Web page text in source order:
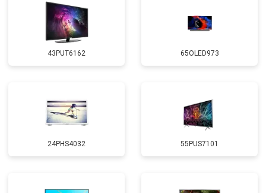
43PUT6162 65OLED973
24PHS4032 55PUS7101